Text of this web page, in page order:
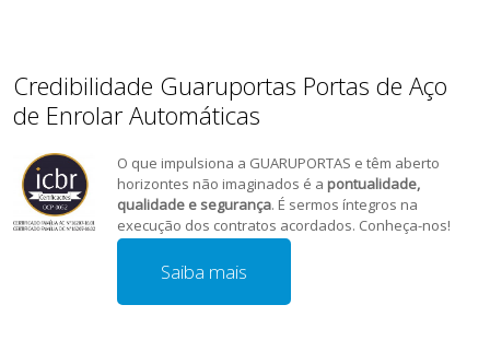
Credibilidade Guaruportas Portas de Aço
de Enrolar Automáticas
O que impulsiona a GUARUPORTAS e têm aberto
horizontes não imaginados é a pontualidade,
qualidade e segurança. É sermos íntegros na
execução dos contratos acordados. Conheça-nos!
Saiba mais